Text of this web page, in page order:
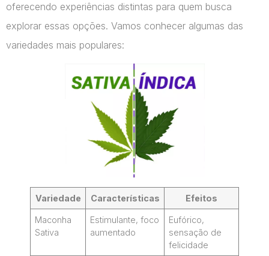
oferecendo experiências distintas para quem busca
explorar essas opções. Vamos conhecer algumas das
variedades mais populares:
Variedade Características Efeitos
Maconha
Sativa
Estimulante, foco
aumentado
Eufórico,
sensação de
felicidade